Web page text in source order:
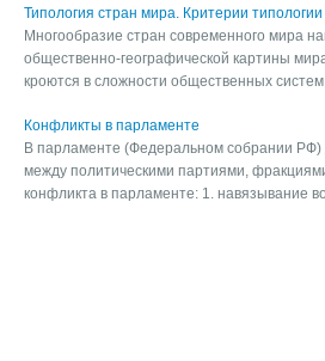
Типология стран мира. Критерии типологии
Многообразие стран современного мира
общественно-географической картины
кроются в сложности общественных
Конфликты в парламенте
В парламенте (Федеральном собрании РФ)
между политическими партиями,
конфликта в парламенте: 1. навязывание